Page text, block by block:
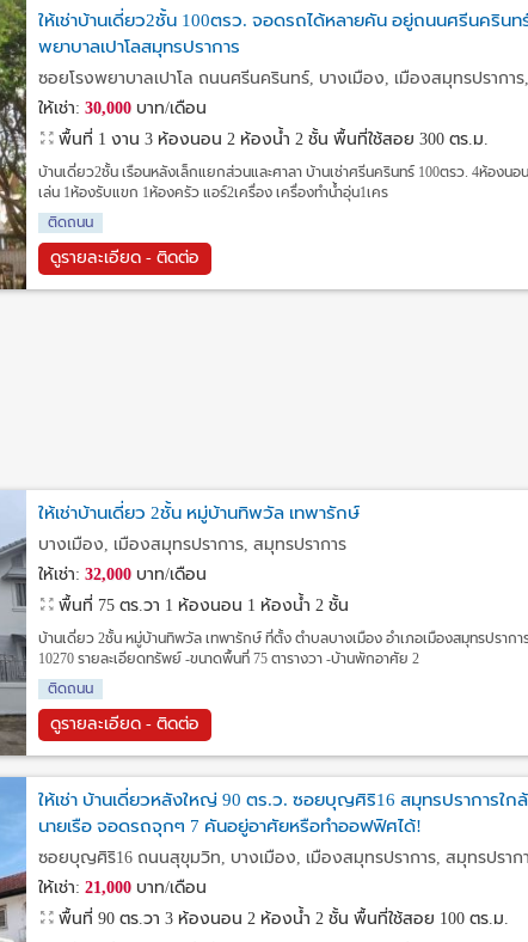
ให้เช่าบ้านเดี่ยว2ชั้น 100ตรว. จอดรถได้หลายคัน อยู่ถนนศรีนครินท
พยาบาลเปาโลสมุทรปราการ
ซอยโรงพยาบาลเปาโล ถนนศรีนครินทร์, บางเมือง, เมืองสมุทรปรากา
ให้เช่า: 30,000 บาท/เดือน
พื้นที่ 1 งาน 3 ห้องนอน 2 ห้องน้ำ 2 ชั้น พื้นที่ใช้สอย 300 ตร.ม.
บ้านเดี่ยว2ชั้น เรือนหลังเล็กแยกส่วนและศาลา บ้านเช่าศรีนครินทร์ 100ตรว. 4ห้องนอ
เล่น 1ห้องรับแขก 1ห้องครัว แอร์2เครื่อง เครื่องทำน้ำอุ่น1เคร
ติดถนน
ดูรายละเอียด - ติดต่อ
ให้เช่าบ้านเดี่ยว 2ชั้น หมู่บ้านทิพวัล เทพารักษ์
บางเมือง, เมืองสมุทรปราการ, สมุทรปราการ
ให้เช่า: 32,000 บาท/เดือน
พื้นที่ 75 ตร.วา 1 ห้องนอน 1 ห้องน้ำ 2 ชั้น
บ้านเดี่ยว 2ชั้น หมู่บ้านทิพวัล เทพารักษ์ ที่ตั้ง ตำบลบางเมือง อำเภอเมืองสมุทรปรากา
10270 รายละเอียดทรัพย์ -ขนาดพื้นที่ 75 ตารางวา -บ้านพักอาศัย 2
ติดถนน
ดูรายละเอียด - ติดต่อ
ให้เช่า บ้านเดี่ยวหลังใหญ่ 90 ตร.ว. ซอยบุญศิริ16 สมุทรปราการใกล้
นายเรือ จอดรถจุกๆ 7 คันอยู่อาศัยหรือทำออฟฟิศได้!
ซอยบุญศิริ16 ถนนสุขุมวิท, บางเมือง, เมืองสมุทรปราการ, สมุทรปราก
ให้เช่า: 21,000 บาท/เดือน
พื้นที่ 90 ตร.วา 3 ห้องนอน 2 ห้องน้ำ 2 ชั้น พื้นที่ใช้สอย 100 ตร.ม.